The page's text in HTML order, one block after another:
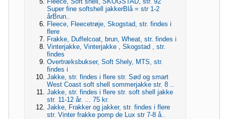
Super fine softshell jakkerBlå = str 1-2
årBrun..
Fleece, Fleecetrøje, Skogstad, str. findes i
flere
Frakke, Duffelcoat, brun, Wheat, str. findes i
Vinterjakke, Vinterjakke , Skogstad , str.
findes
Overtræksbukser, Soft Shely, MTS, str.
findes i
Jakke, str. findes i flere str. Sød og smart
West Coast soft shell sommerjakke str. 8 ..
Jakke, str. findes i flere str. soft shell jakke
str. 11-12 år. ... 75 kr.
Jakke, Frakker og jakker, str. findes i flere
str. Vinter frakke pomp de Lux str 7-8 å..